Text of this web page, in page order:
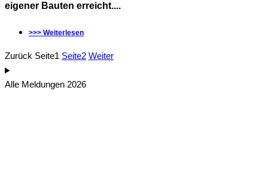
eigener Bauten erreicht....
>>> Weiterlesen
Zurück Seite1 Seite2 Weiter
Alle Meldungen 2026